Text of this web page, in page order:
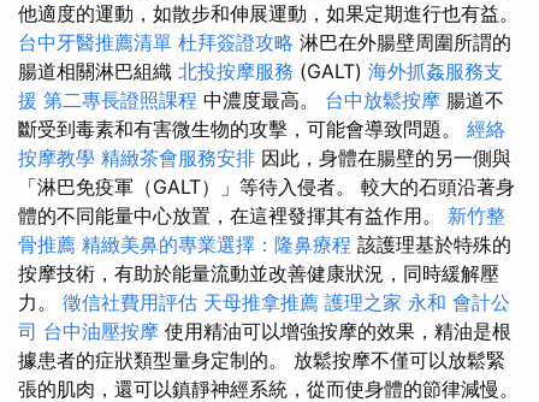
他適度的運動，如散步和伸展運動，如果定期進行也有益。
台中牙醫推薦清單 杜拜簽證攻略 淋巴在外腸壁周圍所謂的
腸道相關淋巴組織 北投按摩服務 (GALT) 海外抓姦服務支
援 第二專長證照課程 中濃度最高。 台中放鬆按摩 腸道不
斷受到毒素和有害微生物的攻擊，可能會導致問題。 經絡
按摩教學 精緻茶會服務安排 因此，身體在腸壁的另一側與
「淋巴免疫軍（GALT）」等待入侵者。 較大的石頭沿著身
體的不同能量中心放置，在這裡發揮其有益作用。 新竹整
骨推薦 精緻美鼻的專業選擇：隆鼻療程 該護理基於特殊的
按摩技術，有助於能量流動並改善健康狀況，同時緩解壓
力。 徵信社費用評估 天母推拿推薦 護理之家 永和 會計公
司 台中油壓按摩 使用精油可以增強按摩的效果，精油是根
據患者的症狀類型量身定制的。 放鬆按摩不僅可以放鬆緊
張的肌肉，還可以鎮靜神經系統，從而使身體的節律減慢。